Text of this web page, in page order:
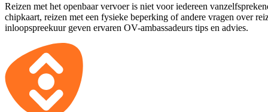
Reizen met het openbaar vervoer is niet voor iedereen
chipkaart, reizen met een fysieke beperking of andere vragen over
inloopspreekuur geven ervaren OV-ambassadeurs tips en advies.